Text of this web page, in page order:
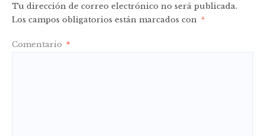
Tu dirección de correo electrónico no será publicada.
Los campos obligatorios están marcados con *
Comentario *